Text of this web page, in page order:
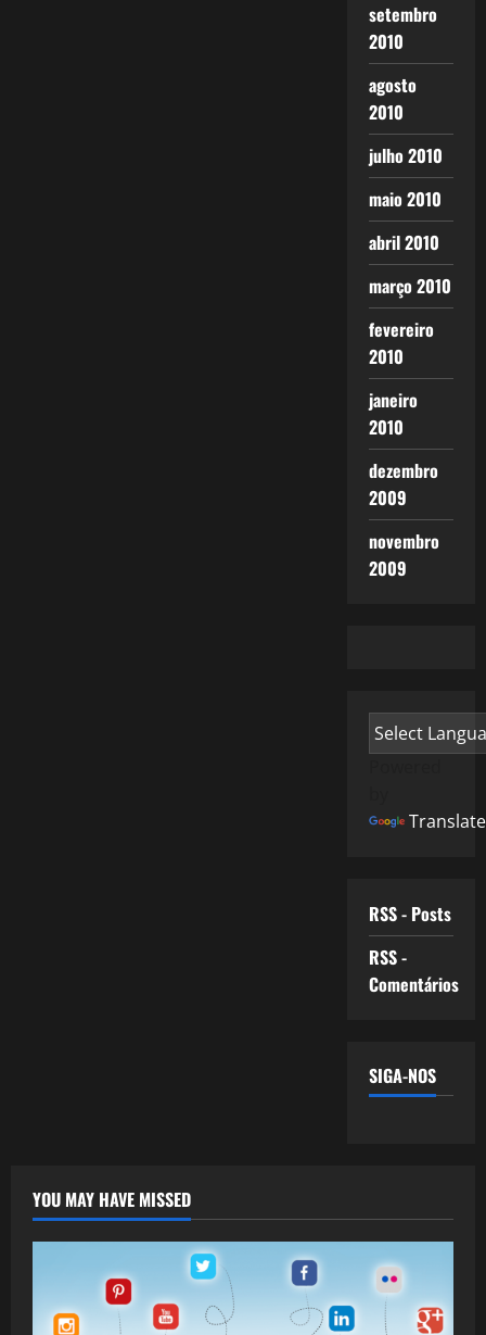
setembro
2010
agosto
2010
julho 2010
maio 2010
abril 2010
março 2010
fevereiro
2010
janeiro
2010
dezembro
2009
novembro
2009
Translate
RSS - Posts
RSS -
Comentários
SIGA-NOS
YOU MAY HAVE MISSED